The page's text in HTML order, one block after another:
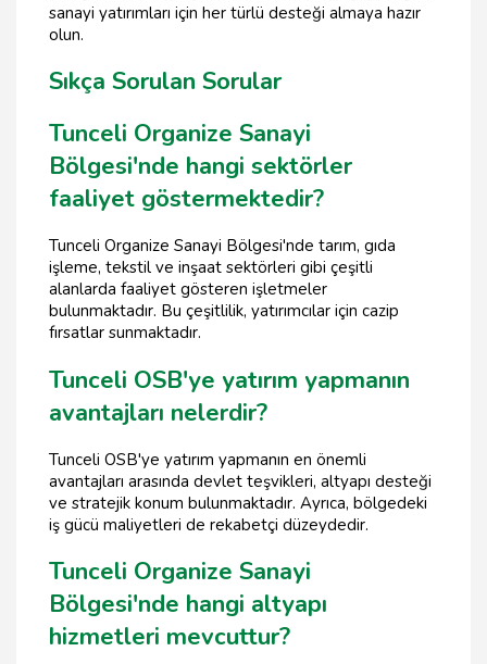
sanayi yatırımları için her türlü desteği almaya hazır
olun.
Sıkça Sorulan Sorular
Tunceli Organize Sanayi
Bölgesi'nde hangi sektörler
faaliyet göstermektedir?
Tunceli Organize Sanayi Bölgesi'nde tarım, gıda
işleme, tekstil ve inşaat sektörleri gibi çeşitli
alanlarda faaliyet gösteren işletmeler
bulunmaktadır. Bu çeşitlilik, yatırımcılar için cazip
fırsatlar sunmaktadır.
Tunceli OSB'ye yatırım yapmanın
avantajları nelerdir?
Tunceli OSB'ye yatırım yapmanın en önemli
avantajları arasında devlet teşvikleri, altyapı desteği
ve stratejik konum bulunmaktadır. Ayrıca, bölgedeki
iş gücü maliyetleri de rekabetçi düzeydedir.
Tunceli Organize Sanayi
Bölgesi'nde hangi altyapı
hizmetleri mevcuttur?